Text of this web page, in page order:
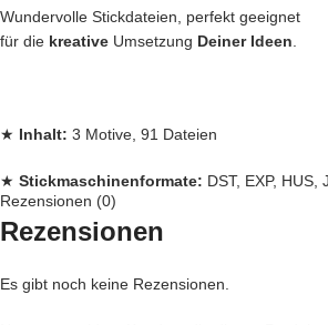
Wundervolle Stickdateien, perfekt geeignet
für die kreative Umsetzung Deiner Ideen.
★ Inhalt: 3 Motive, 91 Dateien
★ Stickmaschinenformate: DST, EXP, HUS,
★Rahmengrößen:16×16 und 20×20
Jede Stickdatei bei Stickzebra wird mit Liebe
Rezensionen (0)
Rezensionen
Es gibt noch keine Rezensionen.